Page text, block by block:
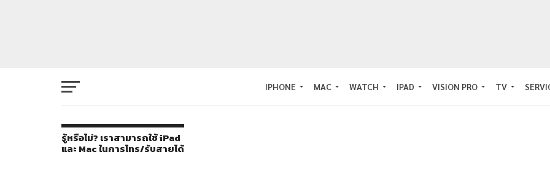
IPHONE MAC WATCH IPAD VISION PRO TV
รู้หรือไม่? เราสามารถใช้ iPad
และ Mac ในการโทร/รับสายได้